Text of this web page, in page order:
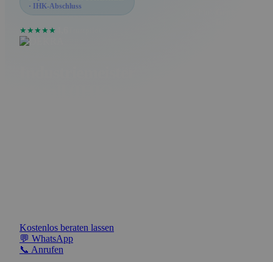
· IHK-Abschluss
★★★★★
Kostenlos beraten lassen
💬 WhatsApp
📞 Anrufen